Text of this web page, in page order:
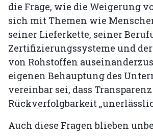
die Frage, wie die Weigerung
sich mit Themen wie
seiner Lieferkette, seiner
Zertifizierungssysteme und
von Rohstoffen
eigenen Behauptung des
vereinbar sei, dass
Rückverfolgbarkeit
Auch diese Fragen blieben